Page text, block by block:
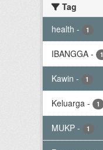
Tag
health - 1
IBANGGA - 1
Kawin - 1
Keluarga - 1
MUKP - 1